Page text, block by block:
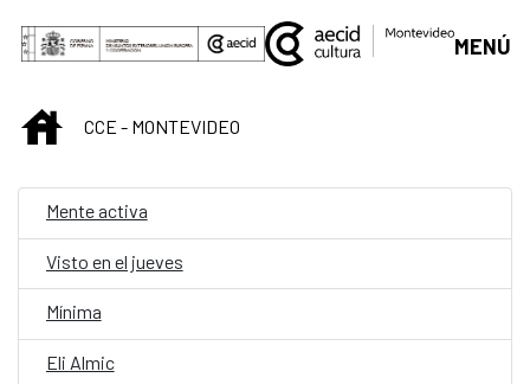
Saltar al contenido principal
MENÚ
INICIOCCE - MONTEVIDEO
Mente activa
Visto en el jueves
Mínima
Eli Almic